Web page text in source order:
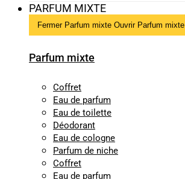
PARFUM MIXTE
Fermer Parfum mixte Ouvrir Parfum mixte
Parfum mixte
Coffret
Eau de parfum
Eau de toilette
Déodorant
Eau de cologne
Parfum de niche
Coffret
Eau de parfum